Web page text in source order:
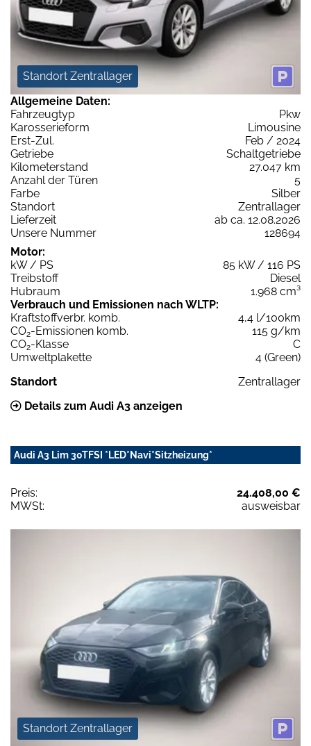
Standort Zentrallager
Allgemeine Daten:
Fahrzeugtyp
Pkw
Karosserieform
Limousine
Erst-Zul.
Feb / 2024
Getriebe
Schaltgetriebe
Kilometerstand
27.047 km
Anzahl der Türen
5
Farbe
Silber
Standort
Zentrallager
Lieferzeit
ab ca. 12.08.2026
Unsere Nummer
128694
Motor:
kW / PS
85 kW / 116 PS
Treibstoff
Diesel
Hubraum
1.968 cm³
Verbrauch und Emissionen nach WLTP:
Kraftstoffverbr. komb.
4,4 l/100km
CO2-Emissionen komb.
115 g/km
CO2-Klasse
C
Umweltplakette
4 (Green)
Standort
Zentrallager
Details zum Audi A3 anzeigen
Audi A3 Lim 30TFSI *LED*Navi*Sitzheizung*
Preis:
24.408,00 €
MWSt:
ausweisbar
Standort Zentrallager